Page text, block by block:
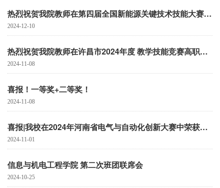
热烈祝贺我院教师在第四届全国新能源关键技术技能大赛 河南省选拔赛中喜获佳绩
2024-12-10
热烈祝贺我院教师在许昌市2024年度 教学技能竞赛高职组（理工综合）中荣获佳绩！
2024-11-08
喜报！一等奖+二等奖！
2024-11-08
喜报|我校在2024年河南省电气与自动化创新大赛中荣获高职组三等奖
2024-11-01
信息与机电工程学院 第二次班团联席会
2024-10-25